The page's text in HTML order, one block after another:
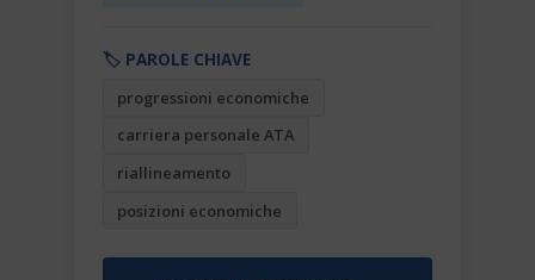
🏷️ PAROLE CHIAVE
progressioni economiche
carriera personale ATA
riallineamento
posizioni economiche